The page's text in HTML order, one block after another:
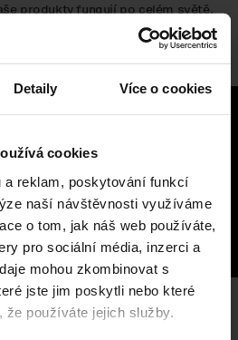
Detaily Více o cookies
cookies
a reklam, poskytování funkcí
naší návštěvnosti využíváme
o tom, jak náš web používáte,
pro sociální média, inzerci a
mohou zkombinovat s
jste jim poskytli nebo které
používáte jejich služby.
produkty fungují po celém světě.
věci pořádně, budeme rádi, když se
doptat?